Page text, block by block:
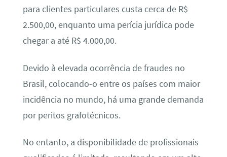
para clientes particulares custa cerca de R$
2.500,00, enquanto uma perícia jurídica pode
chegar a até R$ 4.000,00.
Devido à elevada ocorrência de fraudes no
Brasil, colocando-o entre os países com maior
incidência no mundo, há uma grande demanda
por peritos grafotécnicos.
No entanto, a disponibilidade de profissionais